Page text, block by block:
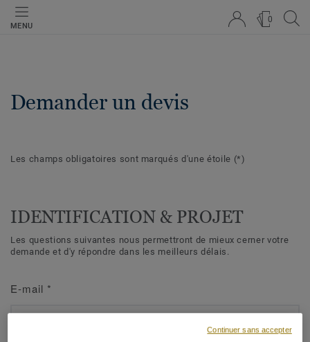
MENU
0
Demander un devis
Les champs obligatoires sont marqués d'une étoile (*)
IDENTIFICATION & PROJET
Les questions suivantes nous permettront de mieux cerner votre
demande et d'y répondre dans les meilleurs délais.
E-mail *
Continuer sans accepter